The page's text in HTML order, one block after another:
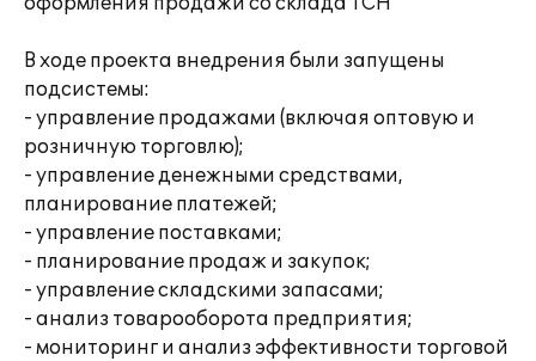
В ходе проекта внедрения были запущены
подсистемы:
- управление продажами (включая оптовую и
розничную торговлю);
- управление денежными средствами,
планирование платежей;
- управление поставками;
- планирование продаж и закупок;
- управление складскими запасами;
- анализ товарооборота предприятия;
- мониторинг и анализ эффективности торговой